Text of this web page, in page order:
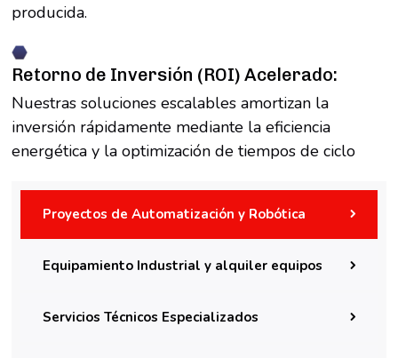
producida.
Retorno de Inversión (ROI) Acelerado:
Nuestras soluciones escalables amortizan la
inversión rápidamente mediante la eficiencia
energética y la optimización de tiempos de ciclo
Proyectos de Automatización y Robótica
Equipamiento Industrial y alquiler equipos
Servicios Técnicos Especializados